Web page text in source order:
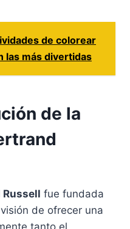
de colorear
las más divertidas
de la
Russell fue fundada
de ofrecer una